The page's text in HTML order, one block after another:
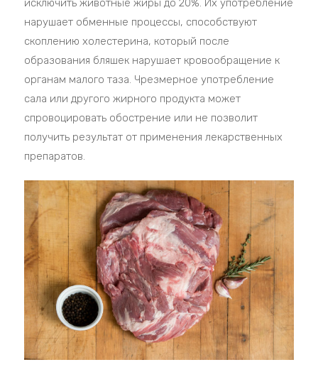
исключить животные жиры до 20%. Их употребление
нарушает обменные процессы, способствуют
скоплению холестерина, который после
образования бляшек нарушает кровообращение к
органам малого таза. Чрезмерное употребление
сала или другого жирного продукта может
спровоцировать обострение или не позволит
получить результат от применения лекарственных
препаратов.